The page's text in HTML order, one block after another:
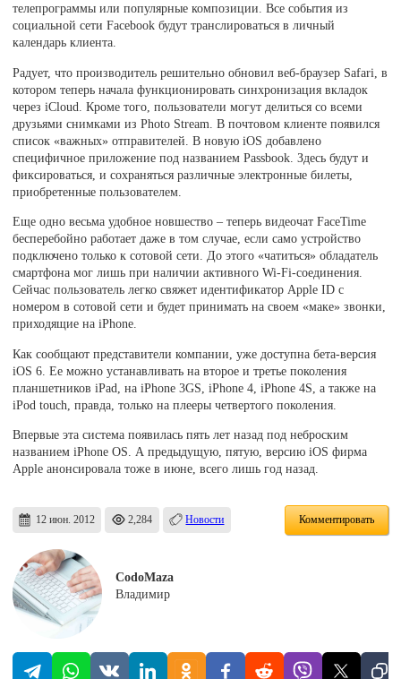
телепрограммы или популярные композиции. Все события из
социальной сети Facebook будут транслироваться в личный
календарь клиента.
Радует, что производитель решительно обновил веб-браузер Safari, в
котором теперь начала функционировать синхронизация вкладок
через iCloud. Кроме того, пользователи могут делиться со всеми
друзьями снимками из Photo Stream. В почтовом клиенте появился
список «важных» отправителей. В новую iOS добавлено
специфичное приложение под названием Passbook. Здесь будут и
фиксироваться, и сохраняться различные электронные билеты,
приобретенные пользователем.
Еще одно весьма удобное новшество – теперь видеочат FaceTime
бесперебойно работает даже в том случае, если само устройство
подключено только к сотовой сети. До этого «чатиться» обладатель
смартфона мог лишь при наличии активного Wi-Fi-соединения.
Сейчас пользователь легко свяжет идентификатор Apple ID с
номером в сотовой сети и будет принимать на своем «маке» звонки,
приходящие на iPhone.
Как сообщают представители компании, уже доступна бета-версия
iOS 6. Ее можно устанавливать на второе и третье поколения
планшетников iPad, на iPhone 3GS, iPhone 4, iPhone 4S, а также на
iPod touch, правда, только на плееры четвертого поколения.
Впервые эта система появилась пять лет назад под неброским
названием iPhone OS. А предыдущую, пятую, версию iOS фирма
Apple анонсировала тоже в июне, всего лишь год назад.
12 июн. 2012 2,284 Новости Комментировать
CodoMaza
Владимир